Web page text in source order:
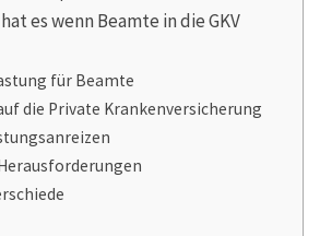
es wenn Beamte in die GKV
für Beamte
die Private Krankenversicherung